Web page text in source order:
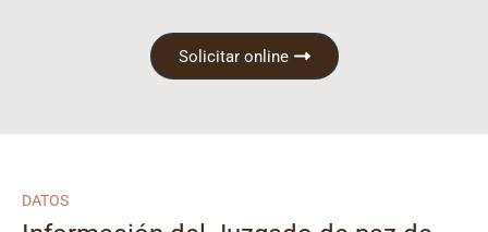
Solicitar online
DATOS